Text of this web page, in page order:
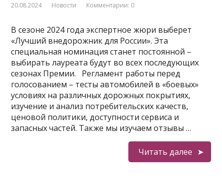
20.08.2024 Новости Комментарии: 0
В сезоне 2024 года экспертное жюри выберет
«Лучший внедорожник для России». Эта
специальная номинация станет постоянной –
выбирать лауреата будут во всех последующих
сезонах Премии. Регламент работы перед
голосованием – тесты автомобилей в «боевых»
условиях на различных дорожных покрытиях,
изучение и анализ потребительских качеств,
ценовой политики, доступности сервиса и
запасных частей. Также мы изучаем отзывы …
Читать далее